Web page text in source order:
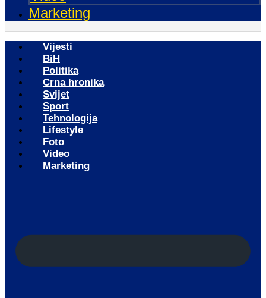
Marketing
Vijesti
BiH
Politika
Crna hronika
Svijet
Sport
Tehnologija
Lifestyle
Foto
Video
Marketing